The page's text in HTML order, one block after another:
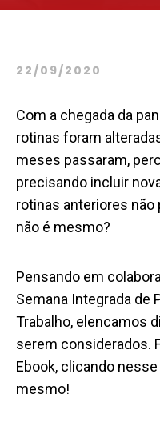
22/09/2020
Com a chegada da
rotinas foram
meses passaram,
precisando incluir
rotinas anteriores não
não é mesmo?
Pensando em
Semana Integrada de
Trabalho, elencamos
serem considerados.
Ebook, clicando
mesmo!